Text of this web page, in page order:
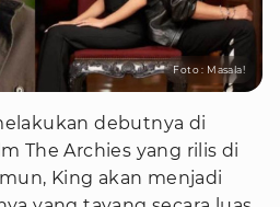
Foto : Masala!
debutnya di
The Archies yang rilis di
King akan menjadi